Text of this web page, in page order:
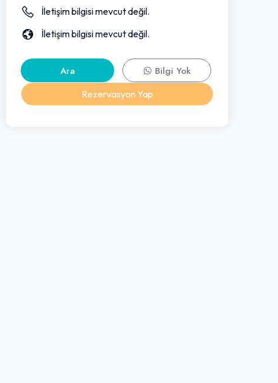
İletişim bilgisi mevcut değil.
İletişim bilgisi mevcut değil.
Ara
Bilgi Yok
Rezervasyon Yap